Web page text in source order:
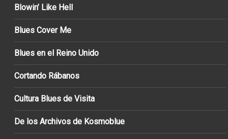
Blowin’ Like Hell
Blues Cover Me
Blues en el Reino Unido
Cortando Rábanos
Cultura Blues de Visita
De los Archivos de Kosmoblue